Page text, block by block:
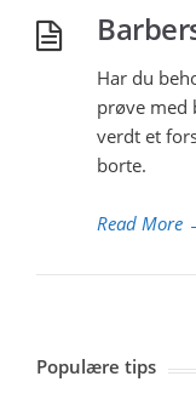
Har du
prøve med
verdt et
borte.
Read More
Populære tips